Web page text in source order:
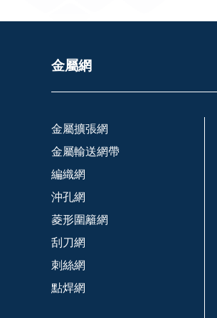
金屬網
金屬擴張網
金屬輸送網帶
編織網
沖孔網
菱形圍籬網
刮刀網
刺絲網
點焊網